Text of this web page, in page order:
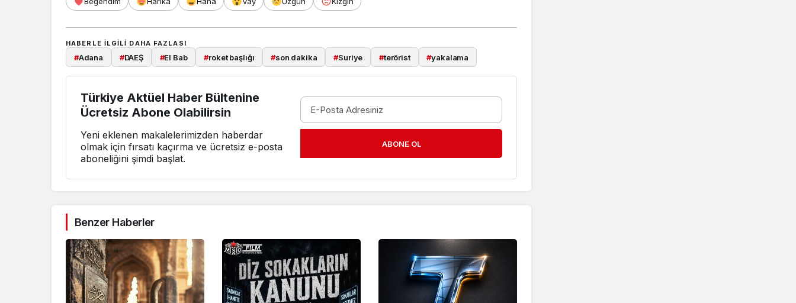
HABERLE ILGILI DAHA FAZLASI
#Adana #DAEŞ #El Bab #roket başlığı #son dakika #Suriye #terörist #yakalama
Türkiye Aktüel Haber Bültenine
Ücretsiz Abone Olabilirsin
Yeni eklenen makalelerimizden haberdar
olmak için fırsatı kaçırma ve ücretsiz e-posta
aboneliğini şimdi başlat.
ABONE OL
Benzer Haberler